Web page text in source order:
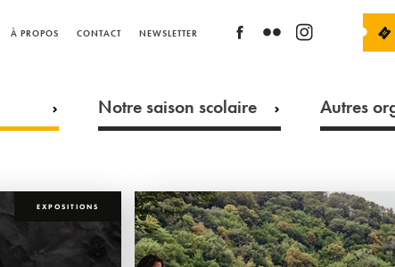
À PROPOS CONTACT NEWSLETTER
Notre saison scolaire Autres
EXPOSITIONS